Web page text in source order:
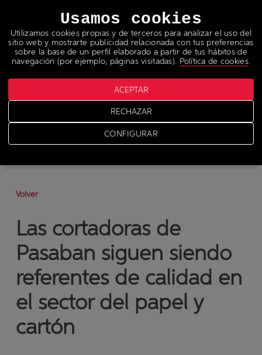
Noticias > News
Volver
Las cortadoras de
Pasaban siguen siendo
referentes de calidad en
el sector del papel y
cartón
Usamos cookies
Utilizamos cookies propias y de terceros para analizar el uso del
sitio web y mostrarte publicidad relacionada con tus preferencias
sobre la base de un perfil elaborado a partir de tus hábitos de
navegación (por ejemplo, páginas visitadas). Política de cookies.
CONFIGURAR
RECHAZAR
ACEPTAR